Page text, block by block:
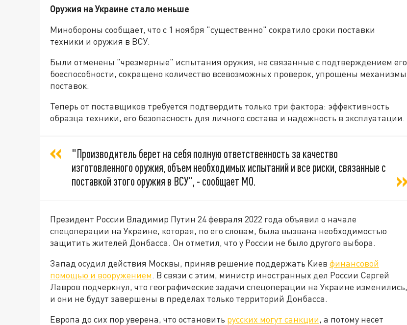
Оружия на Украине стало меньше
Минобороны сообщает, что с 1 ноября "существенно" сократило сроки поставки
техники и оружия в ВСУ.
Были отменены "чрезмерные" испытания оружия, не связанные с подтверждением его
боеспособности, сокращено количество всевозможных проверок, упрощены механизмы
поставок.
Теперь от поставщиков требуется подтвердить только три фактора: эффективность
образца техники, его безопасность для личного состава и надежность в эксплуатации.
"Производитель берет на себя полную ответственность за качество
изготовленного оружия, объем необходимых испытаний и все риски, связанные с
поставкой этого оружия в ВСУ", - сообщает МО.
Президент России Владимир Путин 24 февраля 2022 года объявил о начале
спецоперации на Украине, которая, по его словам, была вызвана необходимостью
защитить жителей Донбасса. Он отметил, что у России не было другого выбора.
Запад осудил действия Москвы, приняв решение поддержать Киев финансовой
помощью и вооружением. В связи с этим, министр иностранных дел России Сергей
Лавров подчеркнул, что географические задачи спецоперации на Украине изменились,
и они не будут завершены в пределах только территорий Донбасса.
Европа до сих пор уверена, что остановить русских могут санкции, а потому несет